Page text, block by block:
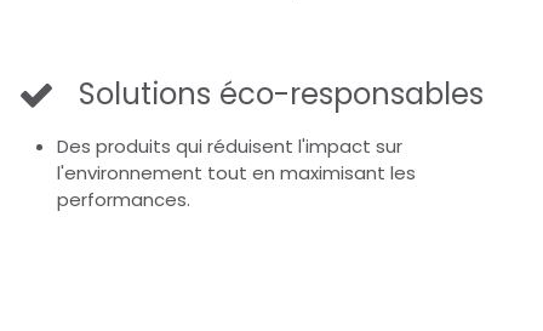
Solutions éco-responsables
Des produits qui réduisent l'impact sur
l'environnement tout en maximisant les
performances.